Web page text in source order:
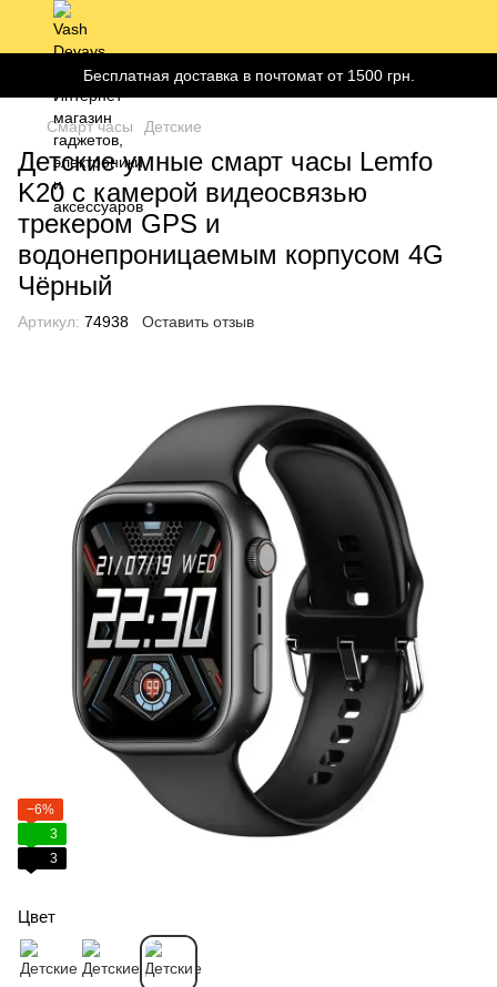
Бесплатная доставка в почтомат от 1500 грн.
Смарт часы Детские
Детские умные смарт часы Lemfo
K20 с камерой видеосвязью
трекером GPS и
водонепроницаемым корпусом 4G
Чёрный
Артикул: 74938 Оставить отзыв
−6%
3
3
Цвет